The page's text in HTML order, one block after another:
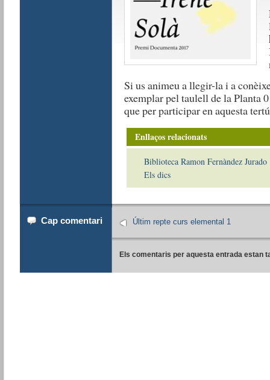
Si us animeu a llegir-la i a
exemplar pel taulell de la Planta
que per participar en aquesta
Enllaços relacionats
Biblioteca Ramon Fernàndez Jurado
Els dics
Cap comentari Últim repte curs elemental 1
Els comentaris per aquesta entrada estan